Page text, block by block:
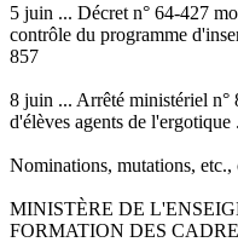
5 juin ... Décret n° 64-427
contrôle du programme
857
8 juin ... Arrêté ministériel n°
d'élèves agents de l'ergotique
Nominations, mutations,
MINISTÈRE DE
FORMATION DES